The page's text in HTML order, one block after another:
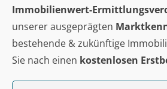
Immobilienwert-
unserer ausgeprägten
bestehende & zukünftige
Sie nach einen kostenlosen